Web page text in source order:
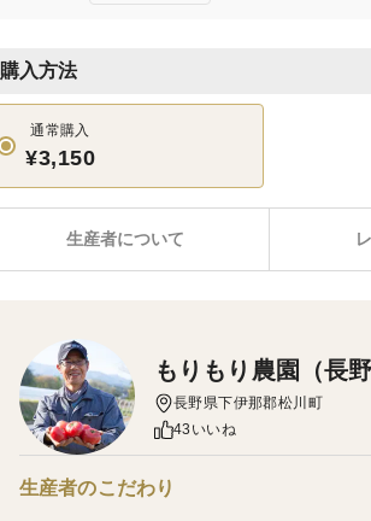
購入方法
通常購入
¥3,150
生産者について
もりもり農園（長野
長野県下伊那郡松川町
43いいね
生産者のこだわり